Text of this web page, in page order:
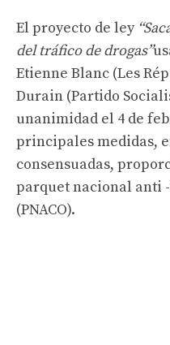
El proyecto de ley
del tráfico de drogas”
Etienne Blanc (Les
Durain (Partido
unanimidad el 4 de
principales medidas,
consensuadas,
parquet nacional anti
(PNACO).